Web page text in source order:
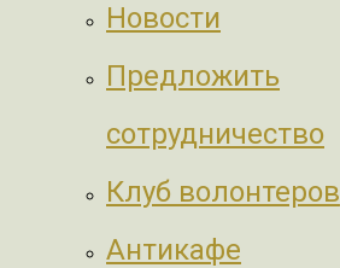
Новости
Предложить
сотрудничество
Клуб волонтеров
Антикафе